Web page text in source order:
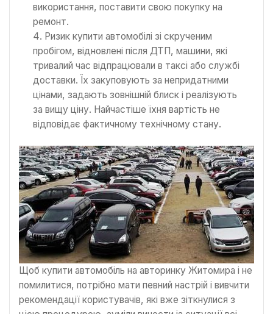
використання, поставити свою покупку на
ремонт.
Ризик купити автомобілі зі скрученим
пробігом, відновлені після ДТП, машини, які
тривалий час відпрацювали в таксі або службі
доставки. Їх закуповують за непридатними
цінами, задають зовнішній блиск і реалізують
за вищу ціну. Найчастіше їхня вартість не
відповідає фактичному технічному стану.
Щоб купити автомобіль на авторинку Житомира і не
помилитися, потрібно мати певний настрій і вивчити
рекомендації користувачів, які вже зіткнулися з